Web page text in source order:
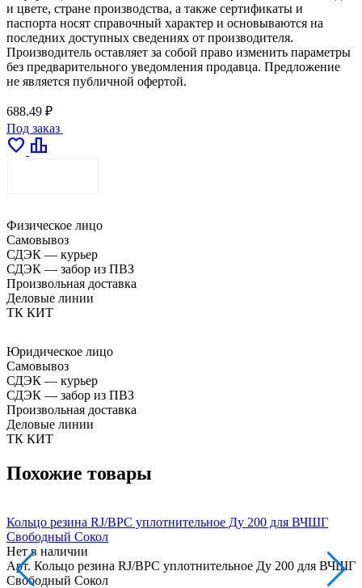
и цвете, стране производства, а также сертификаты и
паспорта носят справочный характер и основываются на
последних доступных сведениях от производителя.
Производитель оставляет за собой право изменить параметры
без предварительного уведомления продавца. Предложение
не является публичной офертой.
688.49 ₽
Под заказ
favorite leaderboard
Физическое лицо
Самовывоз
СДЭК — курьер
СДЭК — забор из ПВЗ
Произвольная доставка
Деловые линии
ТК КИТ
Юридическое лицо
Самовывоз
СДЭК — курьер
СДЭК — забор из ПВЗ
Произвольная доставка
Деловые линии
ТК КИТ
Похожие товары
Кольцо резина RJ/ВРС уплотнительное Ду 200 для ВЧШГ
Свободный Сокол
Нет в наличии
Арт. Кольцо резина RJ/ВРС уплотнительное Ду 200 для ВЧШГ
Свободный Сокол